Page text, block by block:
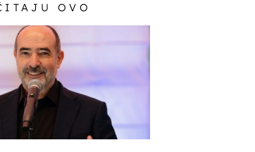
OVO